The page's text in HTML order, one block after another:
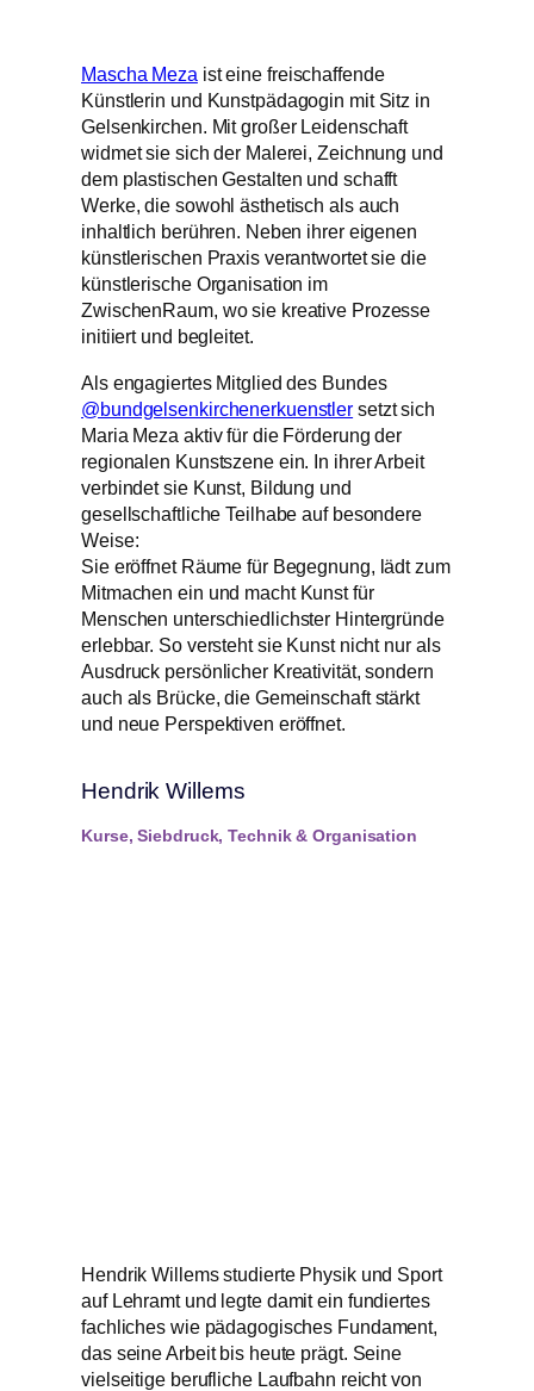
Mascha Meza ist eine freischaffende
Künstlerin und Kunstpädagogin mit Sitz in
Gelsenkirchen. Mit großer Leidenschaft
widmet sie sich der Malerei, Zeichnung und
dem plastischen Gestalten und schafft
Werke, die sowohl ästhetisch als auch
inhaltlich berühren. Neben ihrer eigenen
künstlerischen Praxis verantwortet sie die
künstlerische Organisation im
ZwischenRaum, wo sie kreative Prozesse
initiiert und begleitet.
Als engagiertes Mitglied des Bundes
@bundgelsenkirchenerkuenstler setzt sich
Maria Meza aktiv für die Förderung der
regionalen Kunstszene ein. In ihrer Arbeit
verbindet sie Kunst, Bildung und
gesellschaftliche Teilhabe auf besondere
Weise:
Sie eröffnet Räume für Begegnung, lädt zum
Mitmachen ein und macht Kunst für
Menschen unterschiedlichster Hintergründe
erlebbar. So versteht sie Kunst nicht nur als
Ausdruck persönlicher Kreativität, sondern
auch als Brücke, die Gemeinschaft stärkt
und neue Perspektiven eröffnet.
Hendrik Willems
Kurse, Siebdruck, Technik & Organisation
Hendrik Willems studierte Physik und Sport
auf Lehramt und legte damit ein fundiertes
fachliches wie pädagogisches Fundament,
das seine Arbeit bis heute prägt. Seine
vielseitige berufliche Laufbahn reicht von